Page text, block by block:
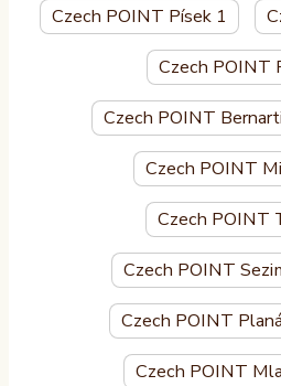
Czech POINT Písek 1
Czech POINT
Czech POINT
Czech POINT
Czech POINT
Czech POINT
Czech POINT
Czech POINT